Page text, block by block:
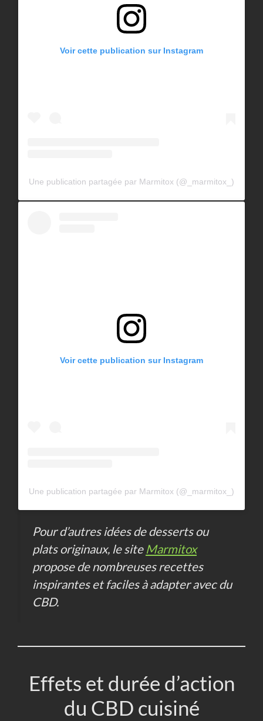
Voir cette publication sur Instagram
Une publication partagée par Marmitox (@_marmitox_)
Voir cette publication sur Instagram
Une publication partagée par Marmitox (@_marmitox_)
Pour d’autres idées de desserts ou
plats originaux, le site Marmitox
propose de nombreuses recettes
inspirantes et faciles à adapter avec du
CBD.
Effets et durée d’action
du CBD cuisiné